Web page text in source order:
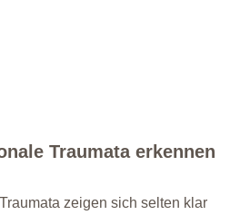
Traumata erkennen
zeigen sich selten klar